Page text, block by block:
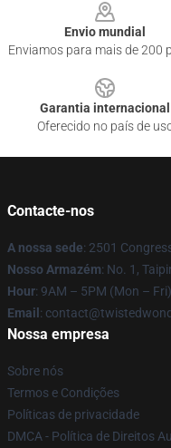
Envio mundial
Enviamos para mais de 200
Garantia internacional
Oferecido no país de
Contacte-nos
A nossa sede: 2501
Nosso Armazém: No. 1,
Hour: 9AM – 5PM (Mon – Fri)
Email :
Nossa empresa
Sobre nós
Termos e Condições
Políticas de privacidade
DMCA - Política de Direitos